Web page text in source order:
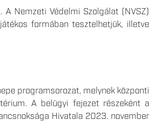
Nemzeti Védelmi Szolgálat (NVSZ)
formában tesztelhetjük, illetve
programsorozat, melynek központi
A belügyi fejezet részeként a
Hivatala 2023. november